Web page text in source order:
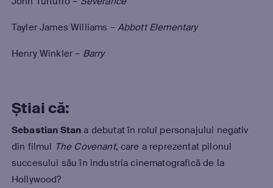
Tayler James Williams – Abbott Elementary
Henry Winkler – Barry
Știai că:
Sebastian Stan a debutat în rolul personajului negativ
din filmul The Covenant, care a reprezentat pilonul
succesului său în industria cinematografică de la
Hollywood?